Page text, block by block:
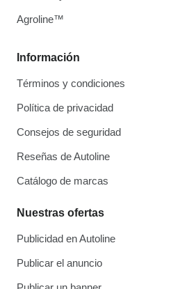
Información
Términos y condiciones
Política de privacidad
Consejos de seguridad
Reseñas de Autoline
Catálogo de marcas
Nuestras ofertas
Publicidad en Autoline
Publicar el anuncio
Agroline™